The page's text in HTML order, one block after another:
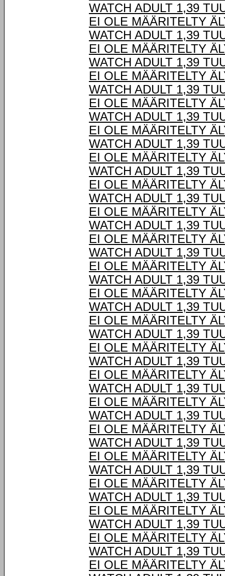
WATCH ADULT 1,39
EI OLE MÄÄRITELTY
WATCH ADULT 1,39
EI OLE MÄÄRITELTY
WATCH ADULT 1,39
EI OLE MÄÄRITELTY
WATCH ADULT 1,39
EI OLE MÄÄRITELTY
WATCH ADULT 1,39
EI OLE MÄÄRITELTY
WATCH ADULT 1,39
EI OLE MÄÄRITELTY
WATCH ADULT 1,39
EI OLE MÄÄRITELTY
WATCH ADULT 1,39
EI OLE MÄÄRITELTY
WATCH ADULT 1,39
EI OLE MÄÄRITELTY
WATCH ADULT 1,39
EI OLE MÄÄRITELTY
WATCH ADULT 1,39
EI OLE MÄÄRITELTY
WATCH ADULT 1,39
EI OLE MÄÄRITELTY
WATCH ADULT 1,39
EI OLE MÄÄRITELTY
WATCH ADULT 1,39
EI OLE MÄÄRITELTY
WATCH ADULT 1,39
EI OLE MÄÄRITELTY
WATCH ADULT 1,39
EI OLE MÄÄRITELTY
WATCH ADULT 1,39
EI OLE MÄÄRITELTY
WATCH ADULT 1,39
EI OLE MÄÄRITELTY
WATCH ADULT 1,39
EI OLE MÄÄRITELTY
WATCH ADULT 1,39
EI OLE MÄÄRITELTY
WATCH ADULT 1,39
EI OLE MÄÄRITELTY